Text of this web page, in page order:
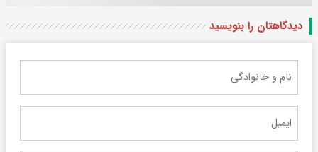
دیدگاهتان را بنویسید